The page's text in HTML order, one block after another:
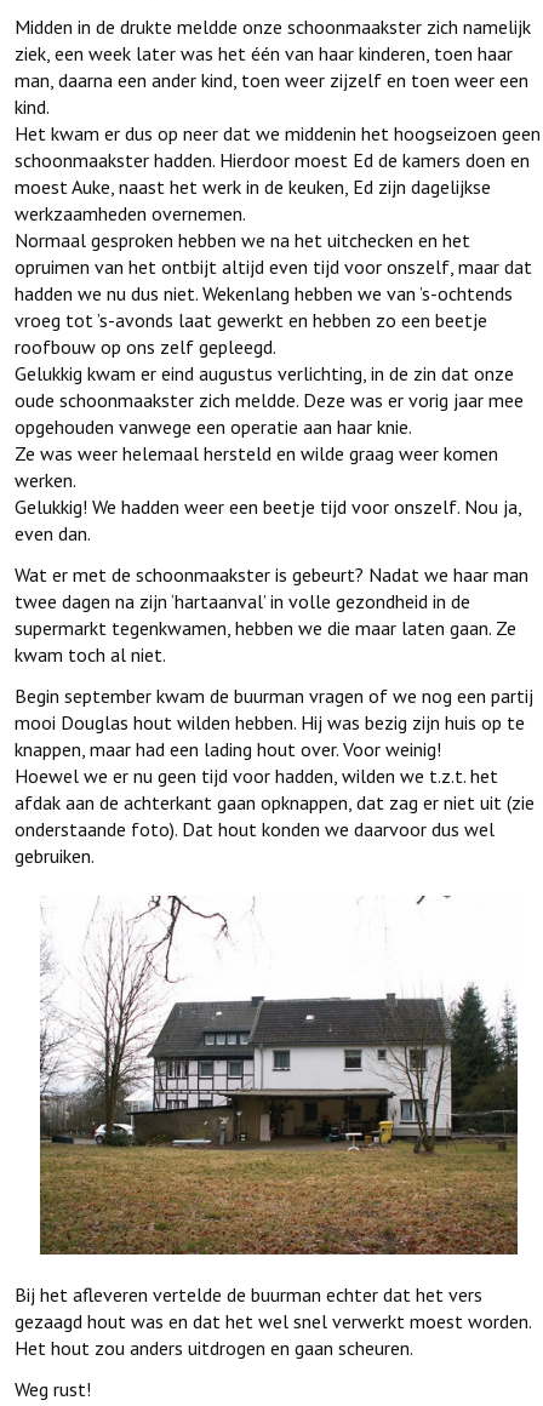
Midden in de drukte meldde onze schoonmaakster zich namelijk
ziek, een week later was het één van haar kinderen, toen haar
man, daarna een ander kind, toen weer zijzelf en toen weer een
kind.
Het kwam er dus op neer dat we middenin het hoogseizoen geen
schoonmaakster hadden. Hierdoor moest Ed de kamers doen en
moest Auke, naast het werk in de keuken, Ed zijn dagelijkse
werkzaamheden overnemen.
Normaal gesproken hebben we na het uitchecken en het
opruimen van het ontbijt altijd even tijd voor onszelf, maar dat
hadden we nu dus niet. Wekenlang hebben we van ’s-ochtends
vroeg tot ’s-avonds laat gewerkt en hebben zo een beetje
roofbouw op ons zelf gepleegd.
Gelukkig kwam er eind augustus verlichting, in de zin dat onze
oude schoonmaakster zich meldde. Deze was er vorig jaar mee
opgehouden vanwege een operatie aan haar knie.
Ze was weer helemaal hersteld en wilde graag weer komen
werken.
Gelukkig! We hadden weer een beetje tijd voor onszelf. Nou ja,
even dan.
Wat er met de schoonmaakster is gebeurt? Nadat we haar man
twee dagen na zijn ‘hartaanval’ in volle gezondheid in de
supermarkt tegenkwamen, hebben we die maar laten gaan. Ze
kwam toch al niet.
Begin september kwam de buurman vragen of we nog een partij
mooi Douglas hout wilden hebben. Hij was bezig zijn huis op te
knappen, maar had een lading hout over. Voor weinig!
Hoewel we er nu geen tijd voor hadden, wilden we t.z.t. het
afdak aan de achterkant gaan opknappen, dat zag er niet uit (zie
onderstaande foto). Dat hout konden we daarvoor dus wel
gebruiken.
Bij het afleveren vertelde de buurman echter dat het vers
gezaagd hout was en dat het wel snel verwerkt moest worden.
Het hout zou anders uitdrogen en gaan scheuren.
Weg rust!